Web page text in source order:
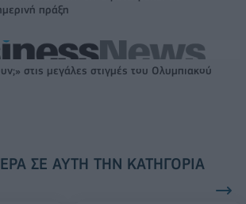
πράξη
στις μεγάλες στιγμές του Ολυμπιακού
ΣΕ ΑΥΤΉ ΤΗΝ ΚΑΤΗΓΟΡΊΑ